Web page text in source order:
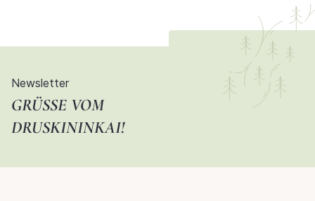
Newsletter
GRÜSSE VOM D
RUSKININKAI!